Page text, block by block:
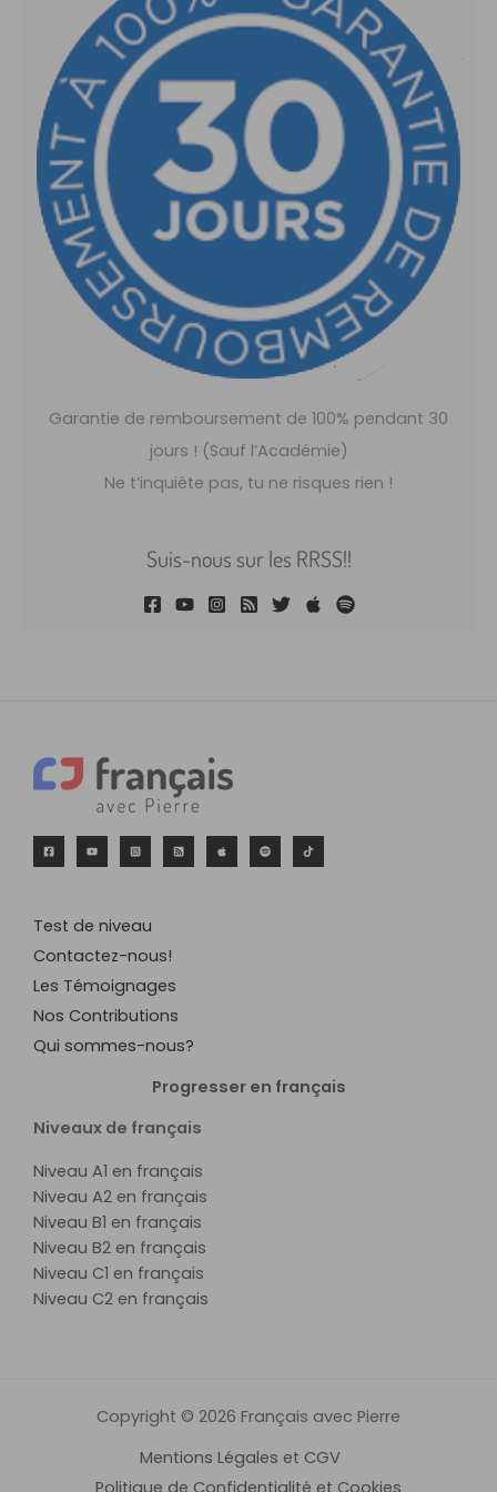
Garantie de remboursement de 100% pendant 30
jours ! (Sauf l’Académie)
Ne t’inquiète pas, tu ne risques rien !
Suis-nous sur les RRSS!!
Test de niveau
Contactez-nous!
Les Témoignages
Nos Contributions
Qui sommes-nous?
Progresser en français
Niveaux de français
Niveau A1 en français
Niveau A2 en français
Niveau B1 en français
Niveau B2 en français
Niveau C1 en français
Niveau C2 en français
Copyright © 2026 Français avec Pierre
Mentions Légales et CGV